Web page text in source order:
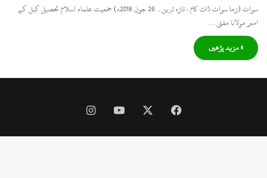
سوات (زما سوات ڈاٹ کام ، تازہ ترین۔ 26 جون 2018ء) جمعیت علماء اسلام تحصیل کبل کے
امیر مولانا مفتی…
» مزید پڑھیں
Facebook
YouTube